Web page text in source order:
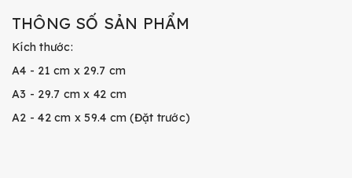
THÔNG SỐ SẢN PHẨM
Kích thước:
A4 - 21 cm x 29.7 cm
A3 - 29.7 cm x 42 cm
A2 - 42 cm x 59.4 cm (Đặt trước)